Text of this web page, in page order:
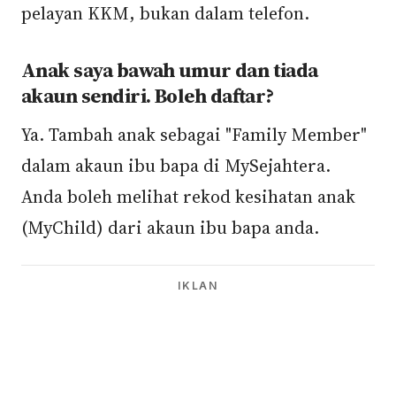
pelayan KKM, bukan dalam telefon.
Anak saya bawah umur dan tiada
akaun sendiri. Boleh daftar?
Ya. Tambah anak sebagai "Family Member"
dalam akaun ibu bapa di MySejahtera.
Anda boleh melihat rekod kesihatan anak
(MyChild) dari akaun ibu bapa anda.
IKLAN